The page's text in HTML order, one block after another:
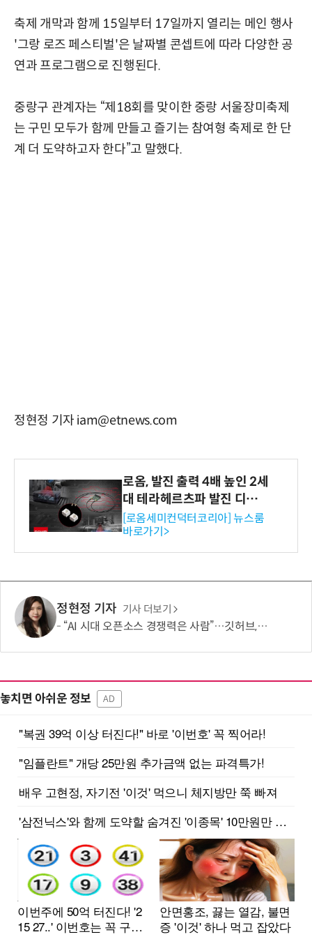
축제 개막과 함께 15일부터 17일까지 열리는 메인 행사
'그랑 로즈 페스티벌'은 날짜별 콘셉트에 따라 다양한 공
연과 프로그램으로 진행된다.
중랑구 관계자는 “제18회를 맞이한 중랑 서울장미축제
는 구민 모두가 함께 만들고 즐기는 참여형 축제로 한 단
계 더 도약하고자 한다”고 말했다.
정현정 기자 iam@etnews.com
로옴, 발진 출력 4배 높인 2세
대 테라헤르츠파 발진 디바이
스 개발
[로옴세미컨덕터코리아] 뉴스룸
바로가기>
정현정 기자 기사 더보기
“AI 시대 오픈소스 경쟁력은 사람”…깃허브, 유지관리자 지원 확대
놓치면 아쉬운 정보 AD